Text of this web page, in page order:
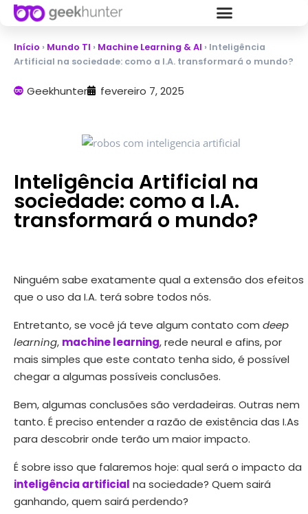
Início › Mundo TI › Machine Learning & AI › Inteligência
Artificial na sociedade: como a I.A. transformará o mundo?
Geekhunter fevereiro 7, 2025
Inteligência Artificial na
sociedade: como a I.A.
transformará o mundo?
Ninguém sabe exatamente qual a extensão dos efeitos
que o uso da I.A. terá sobre todos nós.
Entretanto, se você já teve algum contato com deep
learning, machine learning, rede neural e afins, por
mais simples que este contato tenha sido, é possível
chegar a algumas possíveis conclusões.
Bem, algumas conclusões são verdadeiras. Outras nem
tanto. É preciso entender a razão de existência das I.As
para descobrir onde terão um maior impacto.
É sobre isso que falaremos hoje: qual será o impacto da
inteligência artificial na sociedade? Quem sairá
ganhando, quem sairá perdendo?